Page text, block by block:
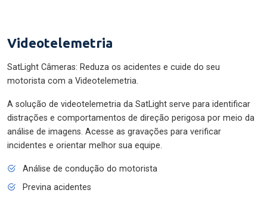
Videotelemetria
SatLight Câmeras: Reduza os acidentes e cuide do seu
motorista com a Videotelemetria.
A solução de videotelemetria da SatLight serve para identificar
distrações e comportamentos de direção perigosa por meio da
análise de imagens. Acesse as gravações para verificar
incidentes e orientar melhor sua equipe.
Análise de condução do motorista
Previna acidentes